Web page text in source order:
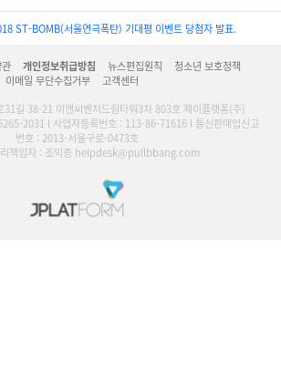
ST-BOMB(서울연극폭탄) 기대평 이벤트 당첨자 발표.
개인정보취급방침 뉴스편집원칙
청소년 보호정책
이메일 무단수집거부
고객센터
31길 38-21 이앤씨벤처드림타워3차 803호 제이플랫폼(주)
2031 l 사업자등록번호 : 113-86-71616 l 통신판매업신고
번호 : 2013-서울구로-0473호
리책임자 : 조익증 helpdesk@pullbbang.com